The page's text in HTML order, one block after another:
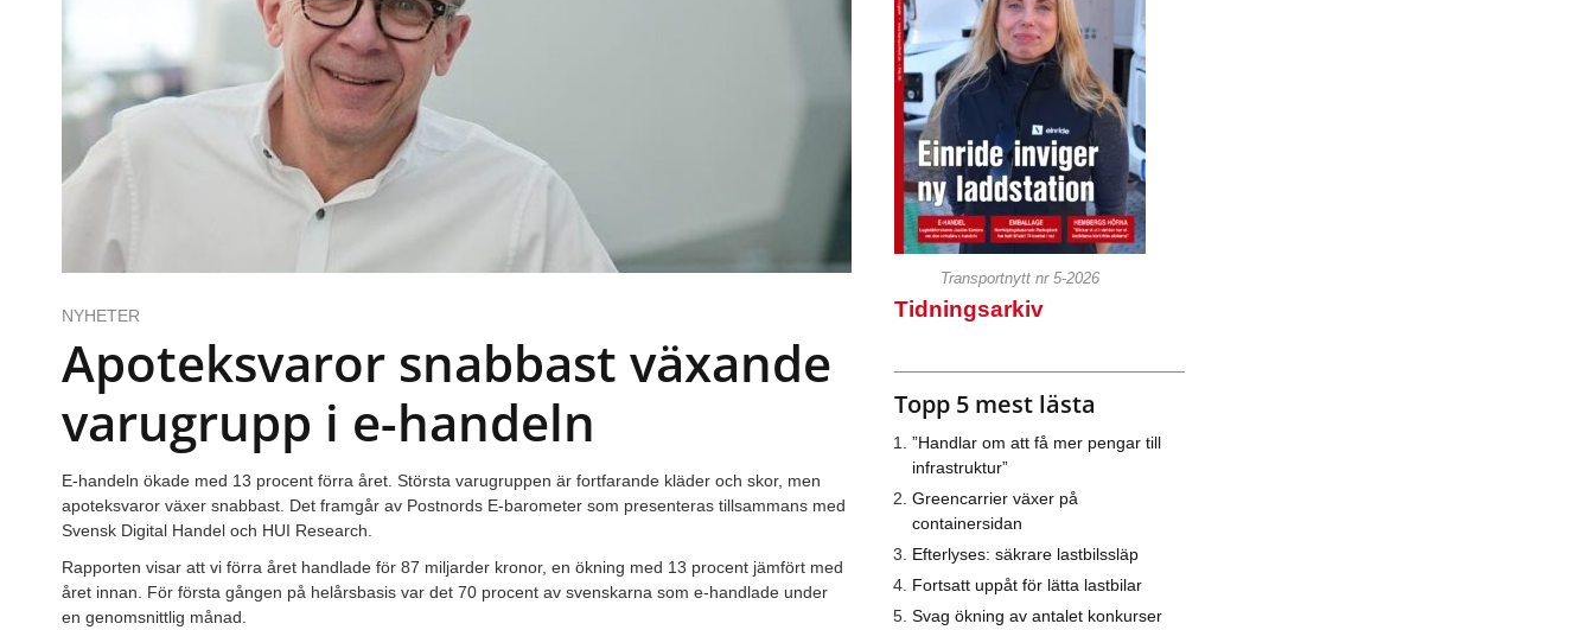
NYHETER
Apoteksvaror snabbast växande
varugrupp i e-handeln
E-handeln ökade med 13 procent förra året. Största varugruppen är fortfarande kläder och skor, men
apoteksvaror växer snabbast. Det framgår av Postnords E-barometer som presenteras tillsammans med
Svensk Digital Handel och HUI Research.
Rapporten visar att vi förra året handlade för 87 miljarder kronor, en ökning med 13 procent jämfört med
året innan. För första gången på helårsbasis var det 70 procent av svenskarna som e-handlade under
en genomsnittlig månad.
Transportnytt nr 5-2026
Tidningsarkiv
Topp 5 mest lästa
”Handlar om att få mer pengar till
infrastruktur”
Greencarrier växer på
containersidan
Efterlyses: säkrare lastbilssläp
Fortsatt uppåt för lätta lastbilar
Svag ökning av antalet konkurser